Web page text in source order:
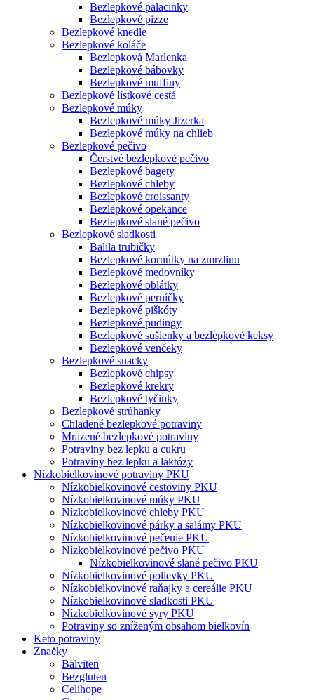
Bezlepkové palacinky
Bezlepkové pizze
Bezlepkové knedle
Bezlepkové koláče
Bezlepková Marlenka
Bezlepkové bábovky
Bezlepkové muffiny
Bezlepkové lístkové cestá
Bezlepkové múky
Bezlepkové múky Jizerka
Bezlepkové múky na chlieb
Bezlepkové pečivo
Čerstvé bezlepkové pečivo
Bezlepkové bagety
Bezlepkové chleby
Bezlepkové croissanty
Bezlepkové opekance
Bezlepkové slané pečivo
Bezlepkové sladkosti
Balila trubičky
Bezlepkové kornútky na zmrzlinu
Bezlepkové medovníky
Bezlepkové oblátky
Bezlepkové perníčky
Bezlepkové piškóty
Bezlepkové pudingy
Bezlepkové sušienky a bezlepkové keksy
Bezlepkové venčeky
Bezlepkové snacky
Bezlepkové chipsy
Bezlepkové krekry
Bezlepkové tyčinky
Bezlepkové strúhanky
Chladené bezlepkové potraviny
Mrazené bezlepkové potraviny
Potraviny bez lepku a cukru
Potraviny bez lepku a laktózy
Nízko­bielkovinové potraviny PKU
Nízko­bielkovinové cestoviny PKU
Nízko­bielkovinové múky PKU
Nízkobielkovinové chleby PKU
Nízkobielkovinové párky a salámy PKU
Nízkobielkovinové pečenie PKU
Nízkobielkovinové pečivo PKU
Nízkobielkovinové slané pečivo PKU
Nízkobielkovinové polievky PKU
Nízkobielkovinové raňajky a cereálie PKU
Nízkobielkovinové sladkosti PKU
Nízkobielkovinové syry PKU
Potraviny so zníženým obsahom bielkovín
Keto potraviny
Značky
Balviten
Bezgluten
Celihope